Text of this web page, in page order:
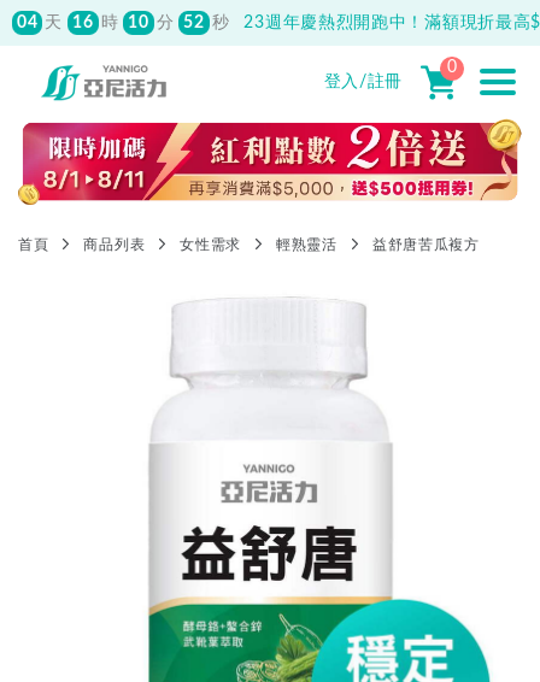
04 天 16 時 10 分 51 秒 23週年慶熱烈開跑中！滿額現折最高
登入/註冊
0
首頁 商品列表 女性需求 輕熟靈活 益舒唐苦瓜複方